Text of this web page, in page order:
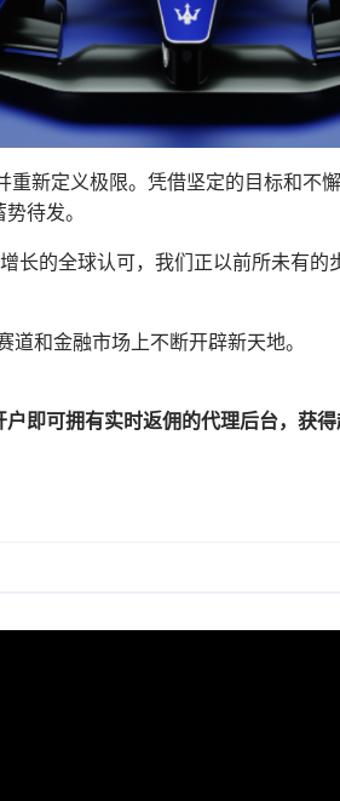
新定义极限。凭借坚定的目标和不
待发。
长的全球认可，我们正以前所未有的
和金融市场上不断开辟新天地。
即可拥有实时返佣的代理后台，获